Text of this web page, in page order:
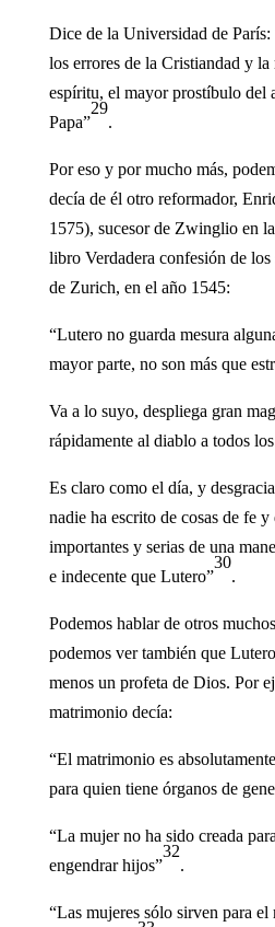
Dice de la Universidad de París:
los errores de la Cristiandad y
espíritu, el mayor prostíbulo del
Papa”
29
.
Por eso y por mucho más,
decía de él otro reformador,
1575), sucesor de Zwinglio en
libro Verdadera confesión de
de Zurich, en el año 1545:
“Lutero no guarda mesura
mayor parte, no son más que
Va a lo suyo, despliega gran
rápidamente al diablo a todos
Es claro como el día, y
nadie ha escrito de cosas de fe y
importantes y serias de una
e indecente que Lutero”
30
.
Podemos hablar de otros
podemos ver también que
menos un profeta de Dios. Por
matrimonio decía:
“El matrimonio es
para quien tiene órganos de
“La mujer no ha sido creada
engendrar hijos”
32
.
“Las mujeres sólo sirven para